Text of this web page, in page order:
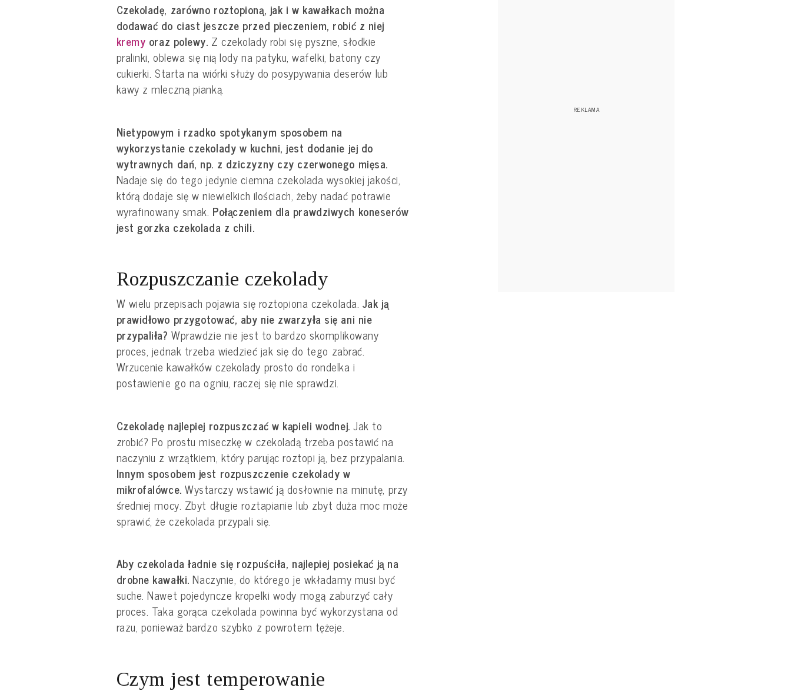
Czekoladę, zarówno roztopioną, jak i w kawałkach można
dodawać do ciast jeszcze przed pieczeniem, robić z niej
kremy oraz polewy. Z czekolady robi się pyszne, słodkie
pralinki, oblewa się nią lody na patyku, wafelki, batony czy
cukierki. Starta na wiórki służy do posypywania deserów lub
kawy z mleczną pianką.
Nietypowym i rzadko spotykanym sposobem na
wykorzystanie czekolady w kuchni, jest dodanie jej do
wytrawnych dań, np. z dziczyzny czy czerwonego mięsa.
Nadaje się do tego jedynie ciemna czekolada wysokiej jakości,
którą dodaje się w niewielkich ilościach, żeby nadać potrawie
wyrafinowany smak. Połączeniem dla prawdziwych koneserów
jest gorzka czekolada z chili.
Rozpuszczanie czekolady
W wielu przepisach pojawia się roztopiona czekolada. Jak ją
prawidłowo przygotować, aby nie zwarzyła się ani nie
przypaliła? Wprawdzie nie jest to bardzo skomplikowany
proces, jednak trzeba wiedzieć jak się do tego zabrać.
Wrzucenie kawałków czekolady prosto do rondelka i
postawienie go na ogniu, raczej się nie sprawdzi.
Czekoladę najlepiej rozpuszczać w kąpieli wodnej. Jak to
zrobić? Po prostu miseczkę w czekoladą trzeba postawić na
naczyniu z wrzątkiem, który parując roztopi ją, bez przypalania.
Innym sposobem jest rozpuszczenie czekolady w
mikrofalówce. Wystarczy wstawić ją dosłownie na minutę, przy
średniej mocy. Zbyt długie roztapianie lub zbyt duża moc może
sprawić, że czekolada przypali się.
Aby czekolada ładnie się rozpuściła, najlepiej posiekać ją na
drobne kawałki.Naczynie, do którego je wkładamy musi być
suche. Nawet pojedyncze kropelki wody mogą zaburzyć cały
proces. Taka gorąca czekolada powinna być wykorzystana od
razu, ponieważ bardzo szybko z powrotem tężeje.
Czym jest temperowanie